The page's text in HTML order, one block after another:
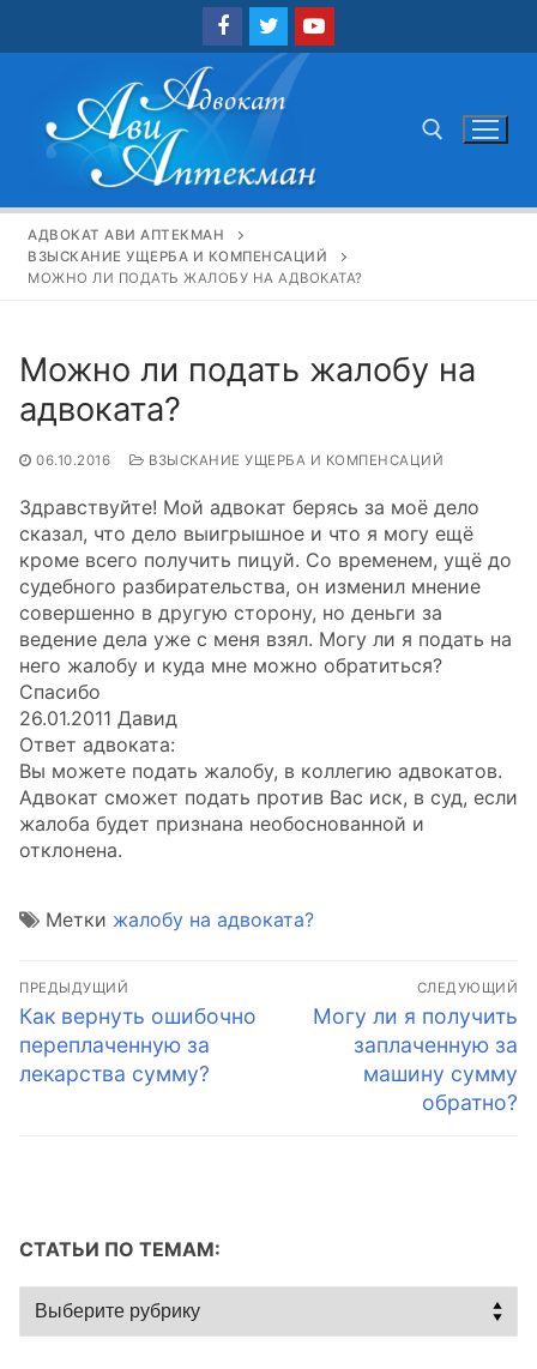
Найти:
АДВОКАТ АВИ АПТЕКМАН
ВЗЫСКАНИЕ УЩЕРБА И КОМПЕНСАЦИЙ
МОЖНО ЛИ ПОДАТЬ ЖАЛОБУ НА АДВОКАТА?
Можно ли подать жалобу на
адвоката?
06.10.2016 ВЗЫСКАНИЕ УЩЕРБА И КОМПЕНСАЦИЙ
Здравствуйте! Мой адвокат берясь за моё дело
сказал, что дело выигрышное и что я могу ещё
кроме всего получить пицуй. Со временем, ущё до
судебного разбирательства, он изменил мнение
совершенно в другую сторону, но деньги за
ведение дела уже с меня взял. Могу ли я подать на
него жалобу и куда мне можно обратиться?
Спасибо
26.01.2011 Давид
Ответ адвоката:
Вы можете подать жалобу, в коллегию адвокатов.
Адвокат сможет подать против Вас иск, в суд, если
жалоба будет признана необоснованной и
отклонена.
Метки жалобу на адвоката?
Навигация
по
записям
ПРЕДЫДУЩИЙ
Предыдущая
запись:
Как вернуть ошибочно
переплаченную за
лекарства сумму?
СЛЕДУЮЩИЙ
Следующая
запись:
Могу ли я получить
заплаченную за
машину сумму
обратно?
СТАТЬИ ПО ТЕМАМ:
Статьи
по